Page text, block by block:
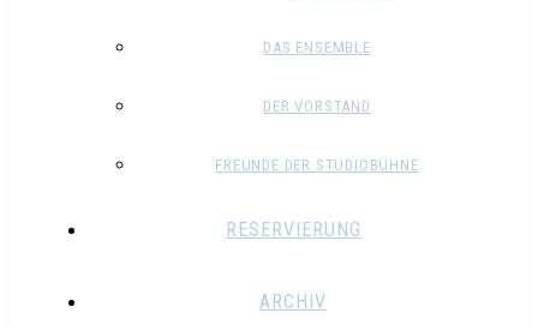
DAS ENSEMBLE
DER VORSTAND
FREUNDE DER STUDIOBÜHNE
RESERVIERUNG
ARCHIV